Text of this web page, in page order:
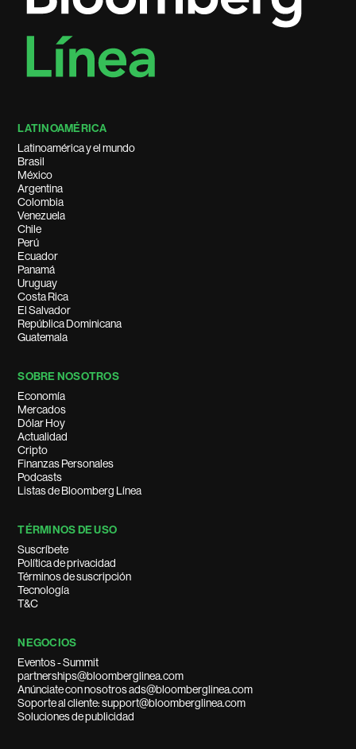
LATINOAMÉRICA
Latinoamérica y el mundo
Brasil
México
Argentina
Colombia
Venezuela
Chile
Perú
Ecuador
Panamá
Uruguay
Costa Rica
El Salvador
República Dominicana
Guatemala
SOBRE NOSOTROS
Economía
Mercados
Dólar Hoy
Actualidad
Cripto
Finanzas Personales
Podcasts
Listas de Bloomberg Línea
TÉRMINOS DE USO
Suscríbete
Política de privacidad
Términos de suscripción
Tecnología
T&C
NEGOCIOS
Eventos - Summit
partnerships@bloomberglinea.com
Anúnciate con nosotros ads@bloomberglinea.com
Soporte al cliente: support@bloomberglinea.com
Soluciones de publicidad